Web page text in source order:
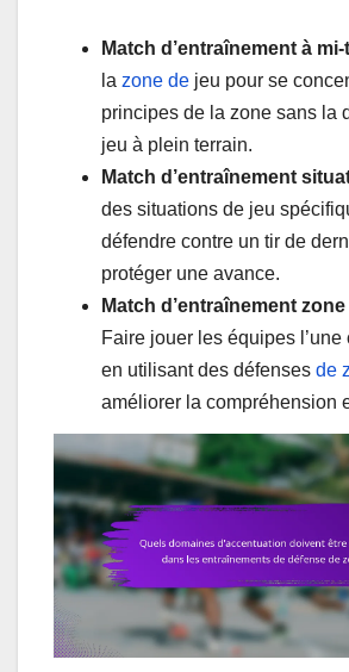
Match d’entraînement à
la zone de jeu pour se
principes de la zone sans la
jeu à plein terrain.
Match d’entraînement
des situations de jeu
défendre contre un tir de
protéger une avance.
Match d’entraînement
Faire jouer les équipes l’une
en utilisant des défenses de
améliorer la compréhension